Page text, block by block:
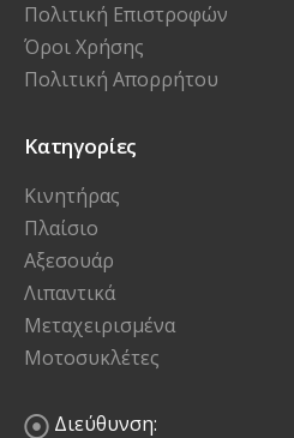
Πολιτική Επιστροφών
Όροι Χρήσης
Πολιτική Απορρήτου
Κατηγορίες
Κινητήρας
Πλαίσιο
Αξεσουάρ
Λιπαντικά
Μεταχειρισμένα
Μοτοσυκλέτες
Διεύθυνση: